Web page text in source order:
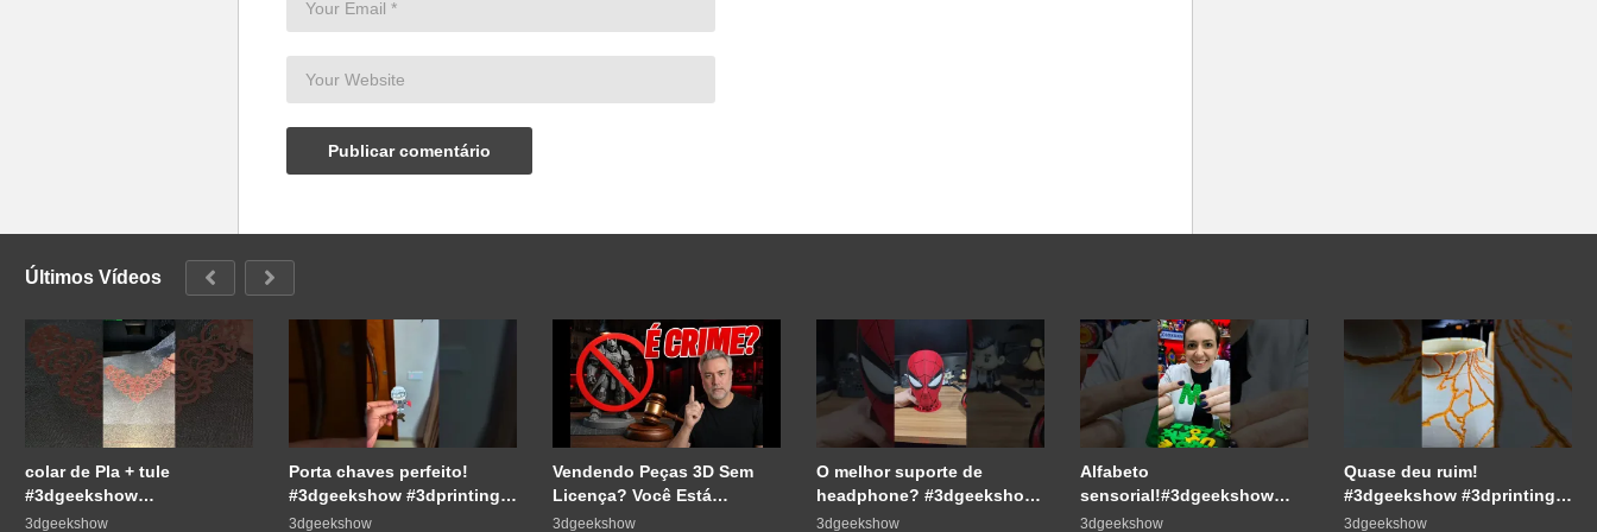
Últimos Vídeos
colar de Pla + tule
#3dgeekshow
#impressão3d #3dprint
3dgeekshow
Porta chaves perfeito!
#3dgeekshow #3dprinting
#3dprint #impressão3d
3dgeekshow
Vendendo Peças 3D Sem
Licença? Você Está
Cometendo um Erro GRAVE
3dgeekshow
O melhor suporte de
headphone? #3dgeekshow
#impressão3d #3dprinting
3dgeekshow
Alfabeto
sensorial!#3dgeekshow
#3dprinting #3dprint
3dgeekshow
Quase deu ruim!
#3dgeekshow #3dprinting
#3dprint #impressão3d
3dgeekshow